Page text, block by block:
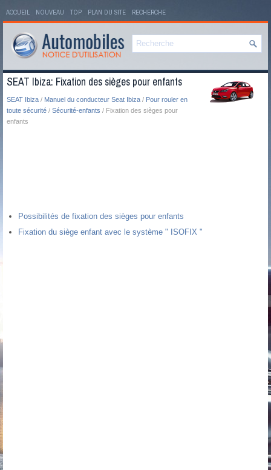
ACCUEIL NOUVEAU TOP PLAN DU SITE RECHERCHE
SEAT Ibiza: Fixation des sièges pour enfants
SEAT Ibiza / Manuel du conducteur Seat Ibiza / Pour rouler en
toute sécurité / Sécurité-enfants / Fixation des sièges pour
enfants
Possibilités de fixation des sièges pour enfants
Fixation du siège enfant avec le système " ISOFIX "